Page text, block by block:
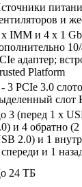
и
х IMM и 4 х 1
адаптер;
Platform
3 PCIe 3.0
слот
3 (перед 1 х
и 4 обратно
2.0) и 1
и 1
24 ТБ